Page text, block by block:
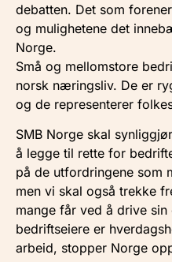
debatten. Det som
og mulighetene det
Norge.
Små og mellomstore
norsk næringsliv. De er
og de representerer
SMB Norge skal
å legge til rette for
på de utfordringene som
men vi skal også trekke
mange får ved å drive
bedriftseiere er
arbeid, stopper Norge